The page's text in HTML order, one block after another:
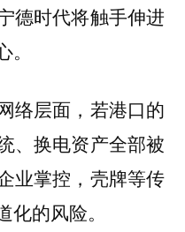
德时代将触手伸进
络层面，若港口的
、换电资产全部被
业掌控，壳牌等传
的风险。